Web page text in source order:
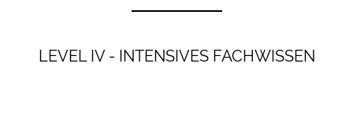
LEVEL IV - INTENSIVES FACHWISSEN